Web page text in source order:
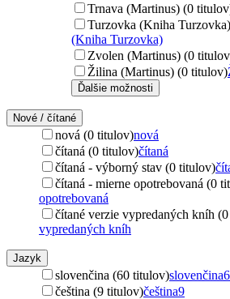
Trnava (Martinus) (0
Turzovka (Kniha
(Kniha Turzovka)
Zvolen (Martinus) (0
Žilina (Martinus) (0 titulov)
Ďalšie možnosti
Nové / čítané
nová (0 titulov)nová
čítaná (0 titulov)čítaná
čítaná - výborný stav (0 titulov)
čítaná - mierne opotrebovaná (0
opotrebovaná
čítané verzie vypredaných kníh
vypredaných kníh
Jazyk
slovenčina (60 titulov)slovenčina
čeština (9 titulov)čeština9